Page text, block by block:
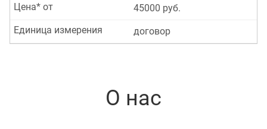
45000 руб.
Цена* от
договор
Единица измерения
О нас